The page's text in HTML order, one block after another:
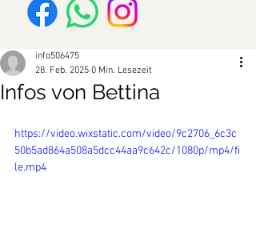
Infos von Bettina
info506475
28. Feb. 2025 0 Min. Lesezeit
https://video.wixstatic.com/video/9c2706_6c3c
50b5ad864a508a5dcc44aa9c642c/1080p/mp4/fi
le.mp4